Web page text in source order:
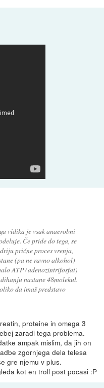
vidika je vsak anaerobni
Če pride do tega, se
prične proces vrenja,
(pa ne ravno alkohol)
ATP (adenozintrifosfat)
nastane 48molekul.
da imaš predstavo
proteine in omega 3
zaradi tega problema.
ampak mislim, da jih on
zgornjega dela telesa
gre njemu v plus.
kot en troll post pocasi :P